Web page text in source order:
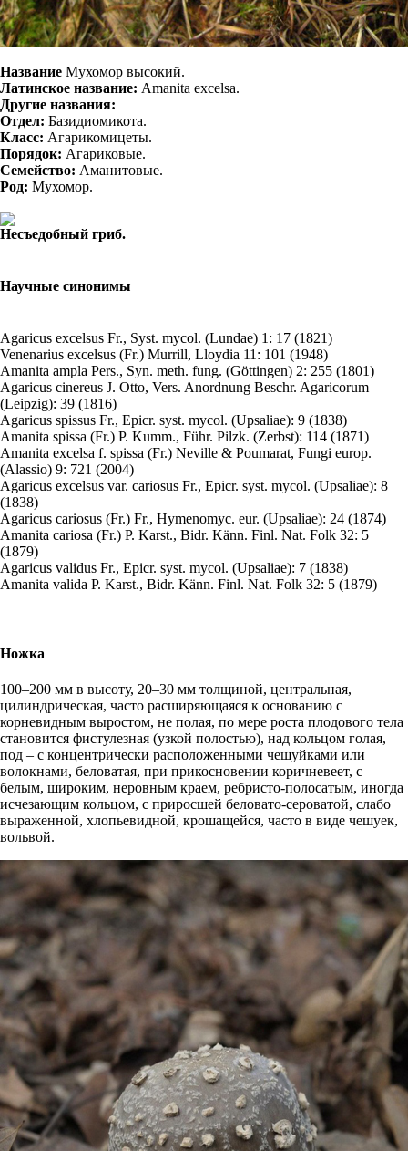
Название Мухомор высокий.
Латинское название: Amanita excelsa.
Другие названия:
Отдел: Базидиомикота.
Класс: Агарикомицеты.
Порядок: Агариковые.
Семейство: Аманитовые.
Род: Мухомор.
Несъедобный гриб.
Научные синонимы
Agaricus excelsus Fr., Syst. mycol. (Lundae) 1: 17 (1821)
Venenarius excelsus (Fr.) Murrill, Lloydia 11: 101 (1948)
Amanita ampla Pers., Syn. meth. fung. (Göttingen) 2: 255 (1801)
Agaricus cinereus J. Otto, Vers. Anordnung Beschr. Agaricorum
(Leipzig): 39 (1816)
Agaricus spissus Fr., Epicr. syst. mycol. (Upsaliae): 9 (1838)
Amanita spissa (Fr.) P. Kumm., Führ. Pilzk. (Zerbst): 114 (1871)
Amanita excelsa f. spissa (Fr.) Neville & Poumarat, Fungi europ.
(Alassio) 9: 721 (2004)
Agaricus excelsus var. cariosus Fr., Epicr. syst. mycol. (Upsaliae): 8
(1838)
Agaricus cariosus (Fr.) Fr., Hymenomyc. eur. (Upsaliae): 24 (1874)
Amanita cariosa (Fr.) P. Karst., Bidr. Känn. Finl. Nat. Folk 32: 5
(1879)
Agaricus validus Fr., Epicr. syst. mycol. (Upsaliae): 7 (1838)
Amanita valida P. Karst., Bidr. Känn. Finl. Nat. Folk 32: 5 (1879)
Ножка
100–200 мм в высоту, 20–30 мм толщиной, центральная,
цилиндрическая, часто расширяющаяся к основанию с
корневидным выростом, не полая, по мере роста плодового тела
становится фистулезная (узкой полостью), над кольцом голая,
под – с концентрически расположенными чешуйками или
волокнами, беловатая, при прикосновении коричневеет, с
белым, широким, неровным краем, ребристо-полосатым, иногда
исчезающим кольцом, с приросшей беловато-сероватой, слабо
выраженной, хлопьевидной, крошащейся, часто в виде чешуек,
вольвой.